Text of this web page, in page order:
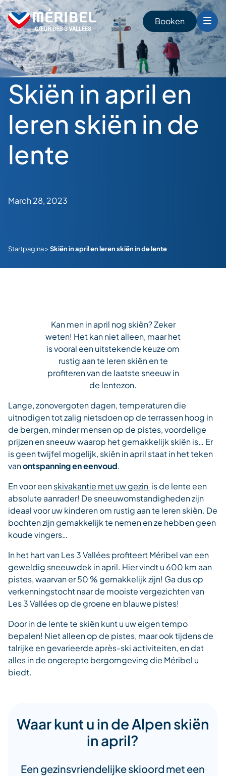
Skip
to
content
Booken
Skiën in april en
leren skiën in de
lente
March 28, 2023
Startpagina>Skiën in april en leren skiën in de lente
Kan men in april nog skiën? Zeker
weten! Het kan niet alleen, maar het
is vooral een uitstekende keuze om
rustig aan te leren skiën en te
profiteren van de laatste sneeuw in
de lentezon.
Lange, zonovergoten dagen, temperaturen die
uitnodigen tot zalig nietsdoen op de terrassen hoog in
de bergen, minder mensen op de pistes, voordelige
prijzen en sneeuw waarop het gemakkelijk skiën is… Er
is geen twijfel mogelijk, skiën in april staat in het teken
vanontspanning en eenvoud.
En voor eenskivakantie met uw gezin is de lente een
absolute aanrader! De sneeuwomstandigheden zijn
ideaal voor uw kinderen om rustig aan te leren skiën. De
bochten zijn gemakkelijk te nemen en ze hebben geen
koude vingers…
In het hart van Les 3 Vallées profiteert Méribel van een
geweldig sneeuwdek in april. Hier vindt u 600 km aan
pistes, waarvan er 50 % gemakkelijk zijn! Ga dus op
verkenningstocht naar de mooiste vergezichten van
Les 3 Vallées op de groene en blauwe pistes!
Door in de lente te skiën kunt u uw eigen tempo
bepalen! Niet alleen op de pistes, maar ook tijdens de
talrijke en gevarieerde après-ski activiteiten, en dat
alles in de ongerepte bergomgeving die Méribel u
biedt.
Waar kunt u in de Alpen skiën
in april?
Een gezinsvriendelijke skioord met een